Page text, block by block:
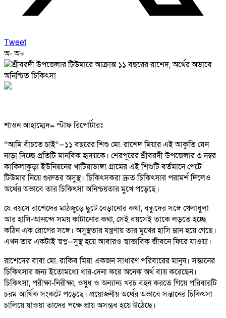
Tweet
অ-অ+
শাওন আহাম্মেদ= স্টাফ রিপোর্টারঃ
“আমি বাঁচতে চাই”—১১ বছরের শিশু মো. রাশেদ মিয়ার এই আকুতি যেন
নাড়া দিচ্ছে প্রতিটি মানবিক হৃদয়কে। শেরপুরের শ্রীবরদী উপজেলার ৩ নম্বর
কাকিলাকুড়া ইউনিয়নের খাটিয়াডাঙ্গা গ্রামের এই শিশুটি বর্তমানে পেটে
টিউমার নিয়ে গুরুতর অসুস্থ। চিকিৎসকরা দ্রুত চিকিৎসার পরামর্শ দিলেও
অর্থের অভাবে তার চিকিৎসা অনিশ্চয়তার মুখে পড়েছে।
যে বয়সে রাশেদের মাঠজুড়ে ছুটে বেড়ানোর কথা, বন্ধুদের সঙ্গে খেলাধুলা
আর হাসি-আনন্দে সময় কাটানোর কথা, সেই বয়সেই তাকে লড়তে হচ্ছে
কঠিন এক রোগের সঙ্গে। অসুস্থতার যন্ত্রণায় তার মুখের হাসি ম্লান হয়ে গেছে।
এখন তার একটাই স্বপ্ন—সুস্থ হয়ে আবারও স্বাভাবিক জীবনে ফিরে যাওয়া।
রাশেদের বাবা মো. রাকিব মিয়া একজন সাধারণ পরিবারের মানুষ। সন্তানের
চিকিৎসার জন্য ইতোমধ্যে ধার-দেনা করে অনেক অর্থ ব্যয় করেছেন।
চিকিৎসা, পরীক্ষা-নিরীক্ষা, ওষুধ ও অন্যান্য খরচ বহন করতে গিয়ে পরিবারটি
চরম আর্থিক সংকটে পড়েছে। প্রয়োজনীয় অর্থের অভাবে সন্তানের চিকিৎসা
চালিয়ে যাওয়া তাদের পক্ষে প্রায় অসম্ভব হয়ে উঠেছে।